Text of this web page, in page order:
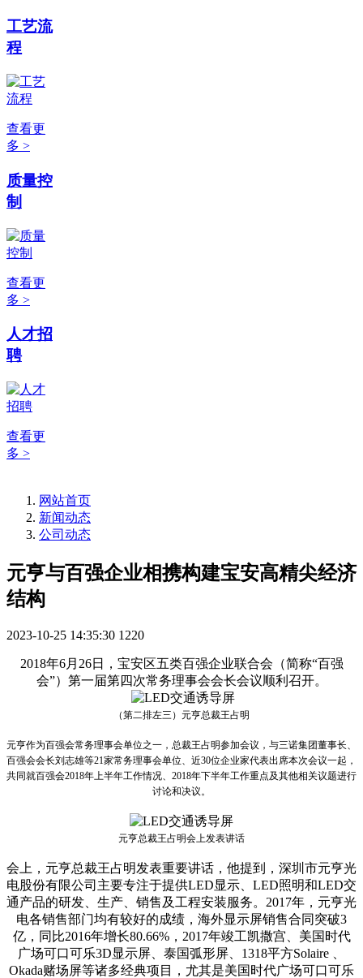
工艺流
程
查看更
多 >
质量控
制
查看更
多 >
人才招
聘
查看更
多 >
网站首页
新闻动态
公司动态
元亨与百强企业相携构建宝安高精尖经济
结构
2023-10-25 14:35:30 1220
2018年6月26日，宝安区五类百强企业联合会（简称“百强
会”）第一届第四次常务理事会会长会议顺利召开。
（第二排左三）元亨总裁王占明
元亨作为百强会常务理事会单位之一，总裁王占明参加会议，与三诺集团董事长、
百强会会长刘志雄等21家常务理事会单位、近30位企业家代表出席本次会议一起，
共同就百强会2018年上半年工作情况、2018年下半年工作重点及其他相关议题进行
讨论和决议。
元亨总裁王占明会上发表讲话
会上，元亨总裁王占明发表重要讲话，他提到，深圳市元亨光
电股份有限公司主要专注于提供LED显示、LED照明和LED交
通产品的研发、生产、销售及工程安装服务。2017年，元亨光
电各销售部门均有较好的成绩，海外显示屏销售合同突破3
亿，同比2016年增长80.66%，2017年竣工凯撒宫、美国时代
广场可口可乐3D显示屏、泰国弧形屏、1318平方Solaire 、
Okada赌场屏等诸多经典项目，尤其是美国时代广场可口可乐